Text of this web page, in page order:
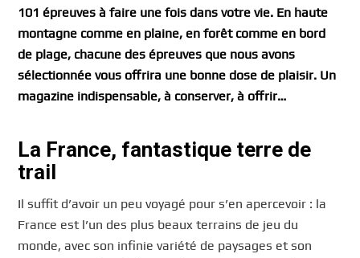
101 épreuves à faire une fois dans votre vie. En haute
montagne comme en plaine, en forêt comme en bord
de plage, chacune des épreuves que nous avons
sélectionnée vous offrira une bonne dose de plaisir. Un
magazine indispensable, à conserver, à offrir…
La France, fantastique terre de
trail
Il suffit d’avoir un peu voyagé pour s’en apercevoir : la
France est l’un des plus beaux terrains de jeu du
monde, avec son infinie variété de paysages et son